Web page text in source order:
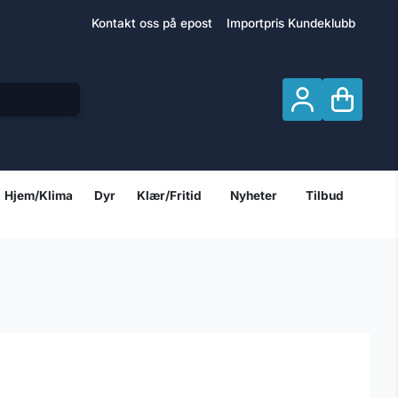
Kontakt oss på epost Importpris Kundeklubb
Hjem/Klima Dyr Klær/Fritid Nyheter
Tilbud